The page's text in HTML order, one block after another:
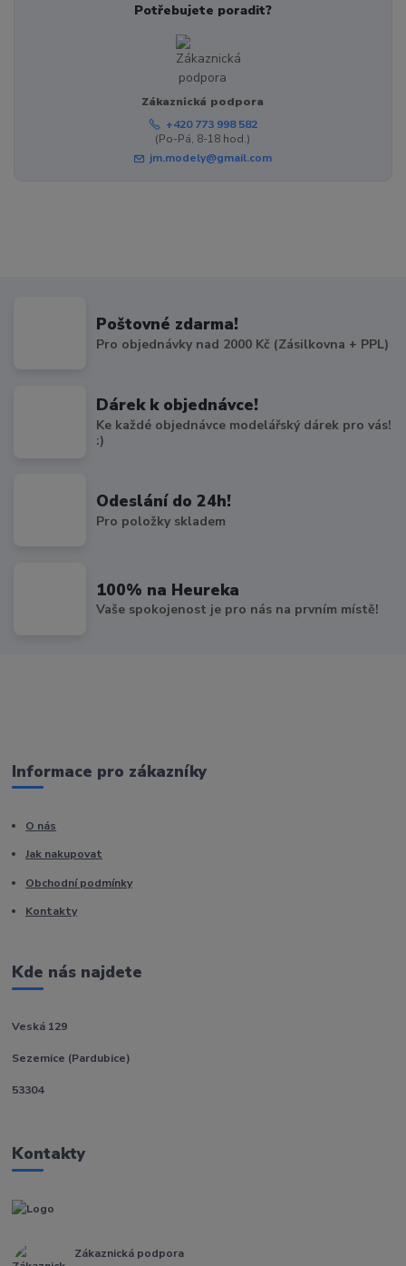
Potřebujete poradit?
Zákaznická podpora
+420 773 998 582
(Po-Pá, 8-18 hod.)
jm.modely@gmail.com
Poštovné zdarma!
Pro objednávky nad 2000 Kč (Zásilkovna + PPL)
Dárek k objednávce!
Ke každé objednávce modelářský dárek pro vás!
:)
Odeslání do 24h!
Pro položky skladem
100% na Heureka
Vaše spokojenost je pro nás na prvním místě!
Informace pro zákazníky
O nás
Jak nakupovat
Obchodní podmínky
Kontakty
Kde nás najdete
Veská 129
Sezemice (Pardubice)
53304
Kontakty
Zákaznická podpora